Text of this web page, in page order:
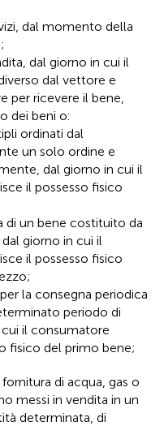
dal momento della
dal giorno in cui il
dal vettore e
per ricevere il bene,
dei beni o:
ordinati dal
un solo ordine e
dal giorno in cui il
il possesso fisico
di un bene costituito da
giorno in cui il
il possesso fisico
la consegna periodica
periodo di
il consumatore
fisico del primo bene;
di acqua, gas o
messi in vendita in un
determinata, di